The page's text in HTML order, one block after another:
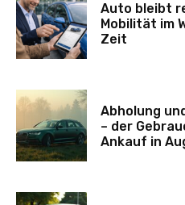
Auto bleibt
Mobilität im
Zeit
Abholung
– der
Ankauf in